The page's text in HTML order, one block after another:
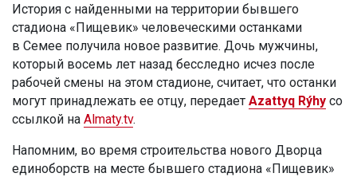
История с найденными на территории бывшего
стадиона «Пищевик» человеческими останками
в Семее получила новое развитие. Дочь мужчины,
который восемь лет назад бесследно исчез после
рабочей смены на этом стадионе, считает, что останки
могут принадлежать ее отцу, передает Azattyq Rýhy со
ссылкой на Almaty.tv.
Напомним, во время строительства нового Дворца
единоборств на месте бывшего стадиона «Пищевик»